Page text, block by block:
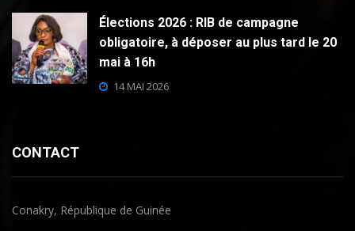
Élections 2026 : RIB de campagne
obligatoire, à déposer au plus tard le 20
mai à 16h
14 MAI 2026
CONTACT
Conakry, République de Guinée